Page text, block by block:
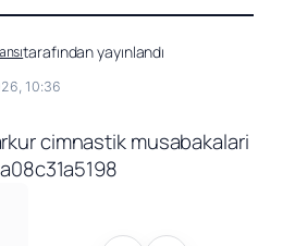
tarafından yayınlandı
10:36